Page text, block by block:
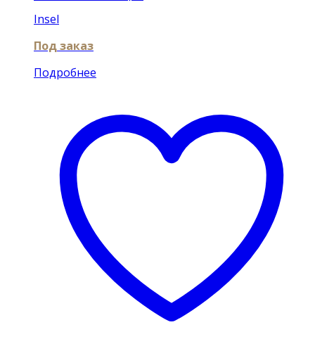
Insel
Под заказ
Подробнее